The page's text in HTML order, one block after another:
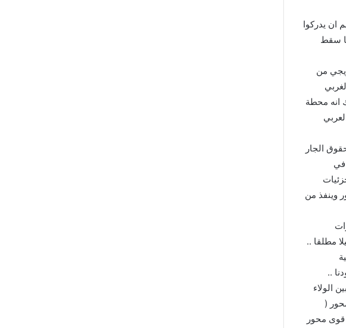
ان يدركوا
سقط
من
انه محطة
الجار
في
وينفذ من
مطلقا ..
..
الولاء
(
قوى محور